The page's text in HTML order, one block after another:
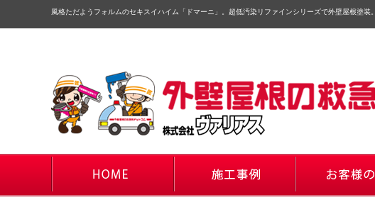
風格ただようフォルムのセキスイハイム「ドマーニ」。超低汚染リファインシリーズで外壁屋根塗装。